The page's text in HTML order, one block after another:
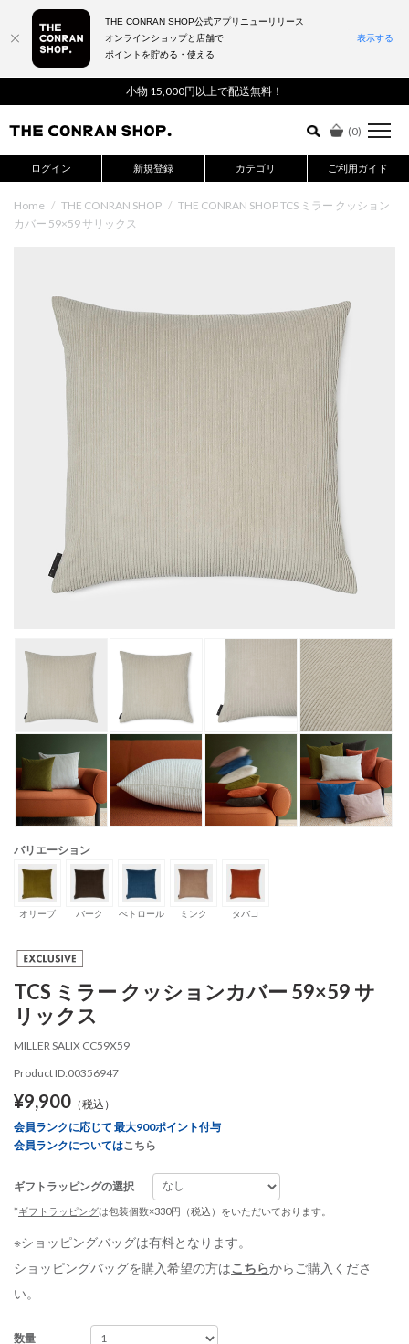
小物 15,000円以上で配送無料！
(0)
ログイン 新規登録 カテゴリ ご利用ガイド
詳細検索はこちら
Home / THE CONRAN SHOP / THE CONRAN SHOP TCS ミラー クッション
カバー 59×59 サリックス
バリエーション
オリーブ バーク ぺトロール ミンク タバコ
TCS ミラー クッションカバー 59×59 サ
リックス
MILLER SALIX CC59X59
Product ID:00356947
¥9,900 （税込）
会員ランクに応じて 最大900ポイント付与
会員ランクについてはこちら
ギフトラッピングの選択
*ギフトラッピングは包装個数×330円（税込）をいただいております。
※ショッピングバッグは有料となります。
ショッピングバッグを購入希望の方はこちらからご購入くださ
い。
数量
THE CONRAN SHOP公式アプリニューリリース
オンラインショップと店舗で
ポイントを貯める・使える
表示する